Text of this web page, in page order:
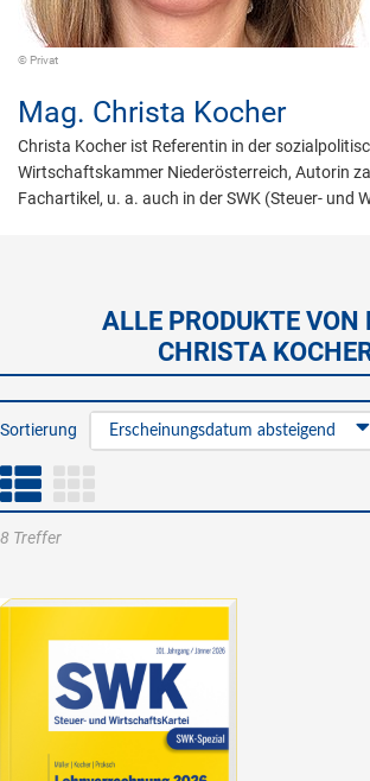
© Privat
Mag. Christa Kocher
Christa Kocher ist Referentin in der
Wirtschaftskammer Niederösterreich, Autorin
Fachartikel, u. a. auch in der SWK (Steuer- und
ALLE PRODUKTE VON
CHRISTA
Sortierung Erscheinungsdatum absteigend
8 Treffer